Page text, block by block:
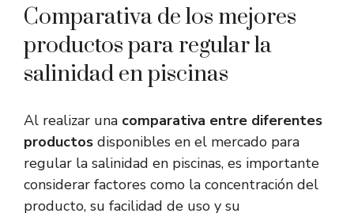
Comparativa de los mejores
productos para regular la
salinidad en piscinas
Al realizar una comparativa entre diferentes
productos disponibles en el mercado para
regular la salinidad en piscinas, es importante
considerar factores como la concentración del
producto, su facilidad de uso y su